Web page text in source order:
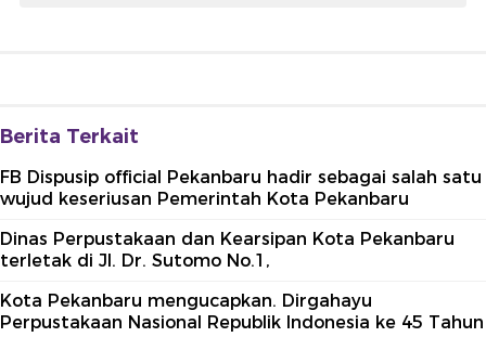
Berita Terkait
FB Dispusip official Pekanbaru hadir sebagai salah satu
wujud keseriusan Pemerintah Kota Pekanbaru
Dinas Perpustakaan dan Kearsipan Kota Pekanbaru
terletak di Jl. Dr. Sutomo No.1,
Kota Pekanbaru mengucapkan. Dirgahayu
Perpustakaan Nasional Republik Indonesia ke 45 Tahun